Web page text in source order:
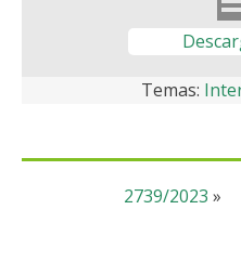
Temas:
2739/2023 »